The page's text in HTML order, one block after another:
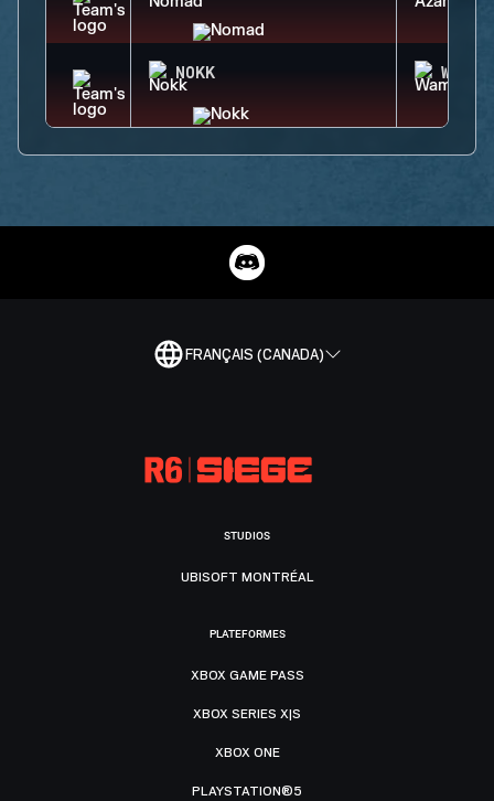
NOKK WAMAI
FRANÇAIS (CANADA)
STUDIOS
UBISOFT MONTRÉAL
PLATEFORMES
XBOX GAME PASS
XBOX SERIES X|S
XBOX ONE
PLAYSTATION®5